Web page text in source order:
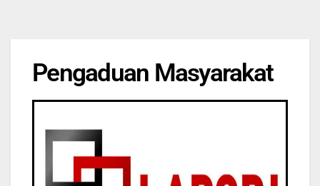
Pengaduan Masyarakat